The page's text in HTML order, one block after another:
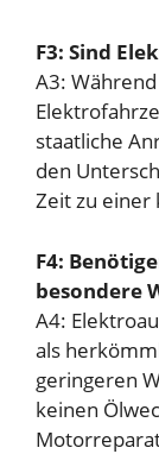
F3: Sind
A3:
staatliche
den
Zeit zu einer
F4:
besondere
A4:
als
geringeren
keinen